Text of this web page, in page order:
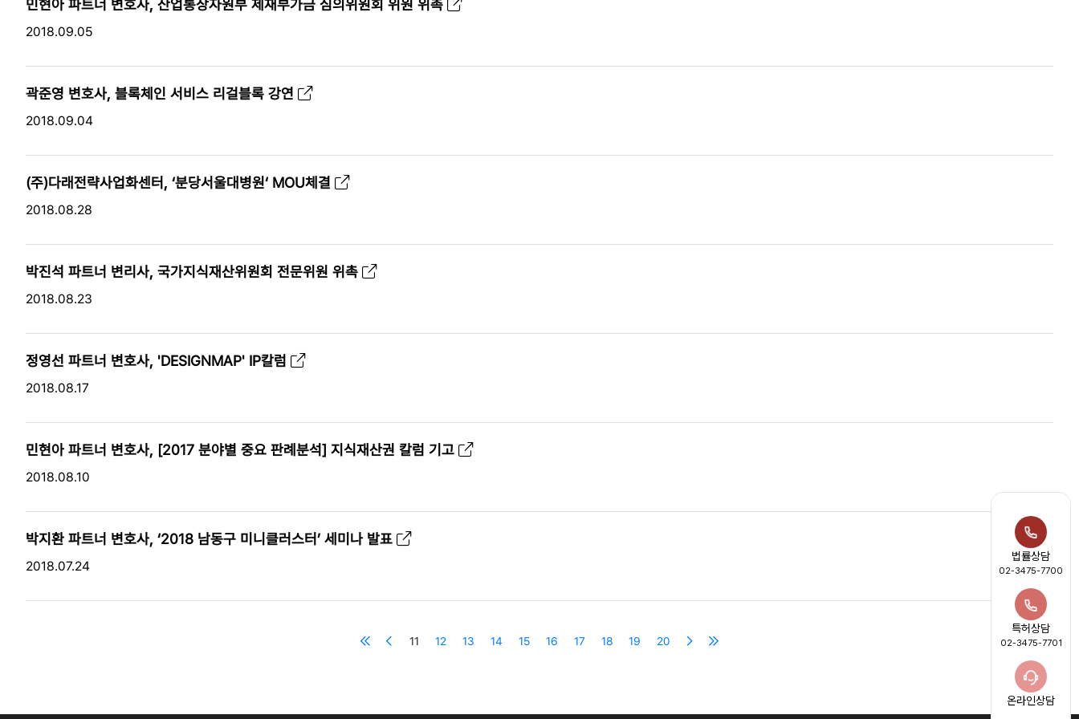
민현아 파트너 변호사, 산업통상자원부 제재부가금 심의위원회 위원 위촉
2018.09.05
곽준영 변호사, 블록체인 서비스 리걸블록 강연
2018.09.04
(주)다래전략사업화센터, ‘분당서울대병원‘ MOU체결
2018.08.28
박진석 파트너 변리사, 국가지식재산위원회 전문위원 위촉
2018.08.23
정영선 파트너 변호사, 'DESIGNMAP' IP칼럼
2018.08.17
민현아 파트너 변호사, [2017 분야별 중요 판례분석] 지식재산권 칼럼 기고
2018.08.10
박지환 파트너 변호사, ‘2018 남동구 미니클러스터’ 세미나 발표
2018.07.24
11 12 13 14 15 16 17 18 19 20
법률상담
02-3475-7700
특허상담
02-3475-7701
온라인상담